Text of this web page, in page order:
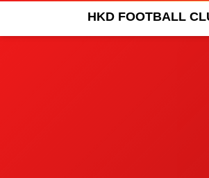
HKD FOOTBALL